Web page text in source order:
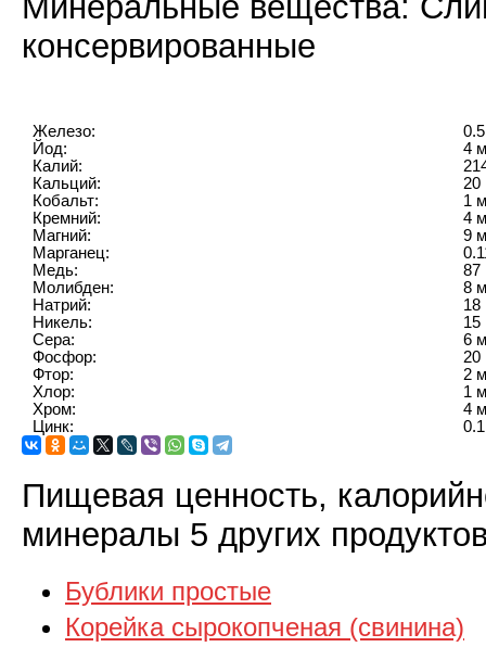
консервированные
Железо:
Йод:
4
Калий:
Кальций:
20
Кобальт:
1
Кремний:
4
Магний:
9
Марганец:
Медь:
87
Молибден:
8
Натрий:
18
Никель:
15
Сера:
6
Фосфор:
20
Фтор:
2
Хлор:
1
Хром:
4
Цинк:
Пищевая ценность,
минералы 5 других
Бублики простые
Корейка сырокопченая (свинина)